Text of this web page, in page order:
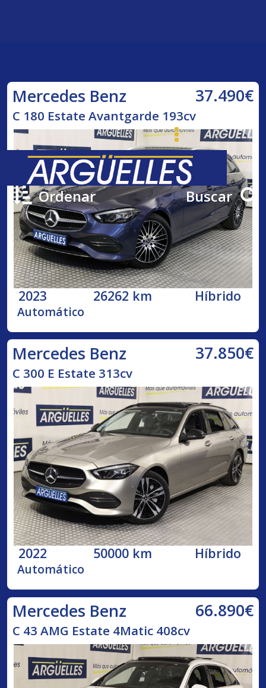
Ordenar Buscar
Mercedes Benz 37.490€
C 180 Estate Avantgarde 193cv
2023 26262 km Híbrido
Automático
Mercedes Benz 37.850€
C 300 E Estate 313cv
2022 50000 km Híbrido
Automático
Mercedes Benz 66.890€
C 43 AMG Estate 4Matic 408cv